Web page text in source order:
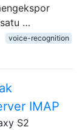
…
voice-recognition
IMAP
S2